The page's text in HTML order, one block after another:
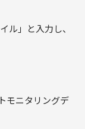
ル」と入力し、
モニタリングデ